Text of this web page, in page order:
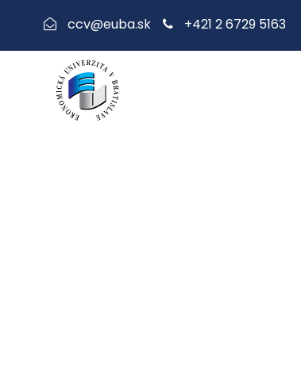
+421 2 6729 5163